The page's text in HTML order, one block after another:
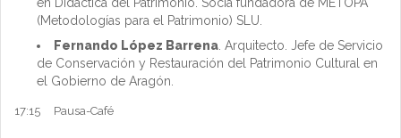
(Metodologías para el Patrimonio) SLU.
Fernando López Barrena . Arquitecto. Jefe de Servicio
de Conservación y Restauración del Patrimonio Cultural en
el Gobierno de Aragón.
17:15 Pausa-Café